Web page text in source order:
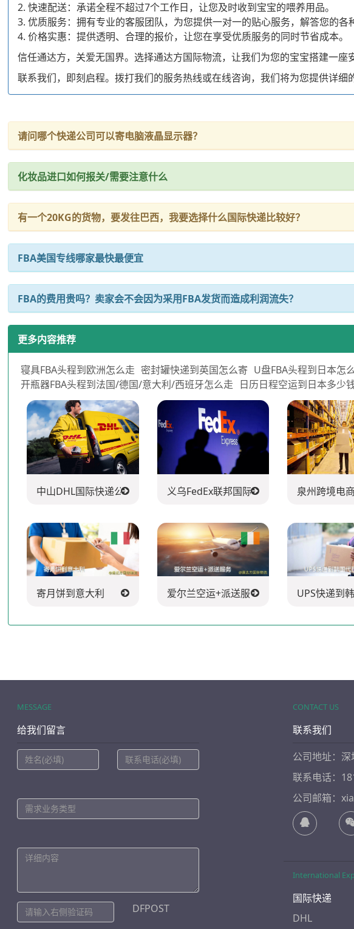
2. 快速配送：承诺全程不超过7个工作日，让您及时收到宝宝的喂养用品。
3. 优质服务：拥有专业的客服团队，为您提供一对一的贴心服务，解答您的各
4. 价格实惠：提供透明、合理的报价，让您在享受优质服务的同时节省成本。
信任通达方，关爱无国界。选择通达方国际物流，让我们为您的宝宝搭建一座
联系我们，即刻启程。拨打我们的服务热线或在线咨询，我们将为您提供详细
请问哪个快递公司可以寄电脑液晶显示器？
化妆品进口如何报关/需要注意什么
有一个20KG的货物，要发往巴西，我要选择什么国际快递比较好？
FBA美国专线哪家最快最便宜
FBA的费用贵吗？卖家会不会因为采用FBA发货而造成利润流失？
更多内容推荐
寝具FBA头程到欧洲怎么走 密封罐快递到英国怎么寄 U盘FBA头程到日本怎
开瓶器FBA头程到法国/德国/意大利/西班牙怎么走 日历日程空运到日本多少
中山DHL国际快递公司 义乌FedEx联邦国际快递公司 泉州跨境电
寄月饼到意大利 爱尔兰空运+派送服务 UPS快递到
MESSAGE
给我们留言
DFPOST
CONTACT US
联系我们
公司地址：
联系电话：
公司邮箱：
International
国际快递
DHL